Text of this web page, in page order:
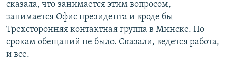
сказала, что занимается этим вопросом,
занимается Офис президента и вроде бы
Трехсторонняя контактная группа в Минске. По
срокам обещаний не было. Сказали, ведется работа,
и все.